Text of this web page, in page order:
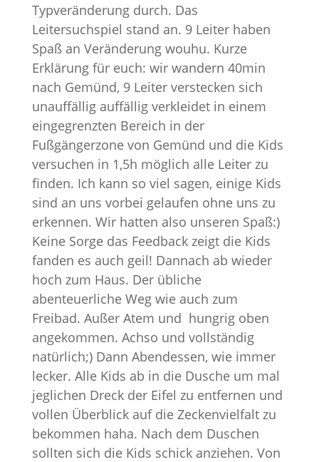
Typveränderung durch. Das
Leitersuchspiel stand an. 9 Leiter haben
Spaß an Veränderung wouhu. Kurze
Erklärung für euch: wir wandern 40min
nach Gemünd, 9 Leiter verstecken sich
unauffällig auffällig verkleidet in einem
eingegrenzten Bereich in der
Fußgängerzone von Gemünd und die Kids
versuchen in 1,5h möglich alle Leiter zu
finden. Ich kann so viel sagen, einige Kids
sind an uns vorbei gelaufen ohne uns zu
erkennen. Wir hatten also unseren Spaß:)
Keine Sorge das Feedback zeigt die Kids
fanden es auch geil! Dannach ab wieder
hoch zum Haus. Der übliche
abenteuerliche Weg wie auch zum
Freibad. Außer Atem und hungrig oben
angekommen. Achso und vollständig
natürlich;) Dann Abendessen, wie immer
lecker. Alle Kids ab in die Dusche um mal
jeglichen Dreck der Eifel zu entfernen und
vollen Überblick auf die Zeckenvielfalt zu
bekommen haha. Nach dem Duschen
sollten sich die Kids schick anziehen. Von